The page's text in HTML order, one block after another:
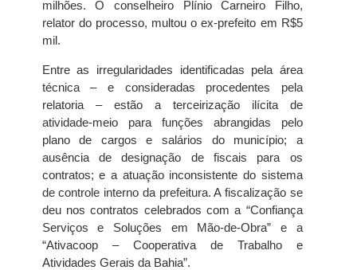
milhões. O conselheiro Plínio Carneiro Filho,
relator do processo, multou o ex-prefeito em R$5
mil.
Entre as irregularidades identificadas pela área
técnica – e consideradas procedentes pela
relatoria – estão a terceirização ilícita de
atividade-meio para funções abrangidas pelo
plano de cargos e salários do município; a
ausência de designação de fiscais para os
contratos; e a atuação inconsistente do sistema
de controle interno da prefeitura. A fiscalização se
deu nos contratos celebrados com a “Confiança
Serviços e Soluções em Mão-de-Obra” e a
“Ativacoop – Cooperativa de Trabalho e
Atividades Gerais da Bahia”.